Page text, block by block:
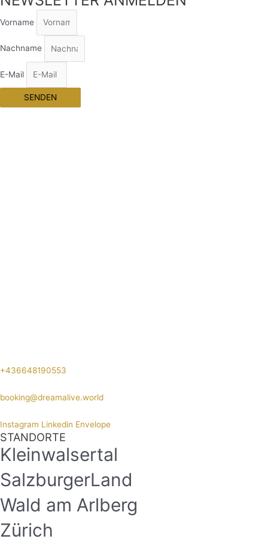
Vorname
Nachname
E-Mail
SENDEN
+436648190553
booking@dreamalive.world
Instagram Linkedin Envelope
STANDORTE
Kleinwalsertal
SalzburgerLand
Wald am Arlberg
Zürich